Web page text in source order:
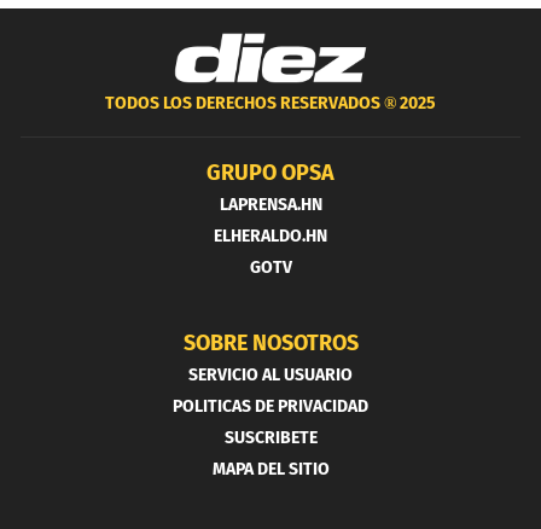
TODOS LOS DERECHOS RESERVADOS ®2025
GRUPO OPSA
LAPRENSA.HN
ELHERALDO.HN
GOTV
SOBRE NOSOTROS
SERVICIO AL USUARIO
POLITICAS DE PRIVACIDAD
SUSCRIBETE
MAPA DEL SITIO